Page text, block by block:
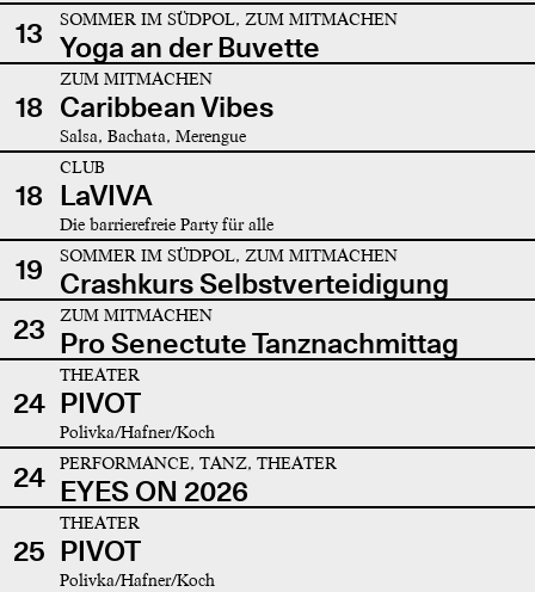
13 SOMMER IM SÜDPOL, ZUM MITMACHEN
Yoga an der Buvette
18
ZUM MITMACHEN
Caribbean Vibes
Salsa, Bachata, Merengue
18
CLUB
LaVIVA
Die barrierefreie Party für alle
19 SOMMER IM SÜDPOL, ZUM MITMACHEN
Crashkurs Selbstverteidigung
23
ZUM MITMACHEN
Pro Senectute Tanznachmittag
24
THEATER
PIVOT
Polivka/Hafner/Koch
24 PERFORMANCE, TANZ, THEATER
EYES ON 2026
25
THEATER
PIVOT
Polivka/Hafner/Koch